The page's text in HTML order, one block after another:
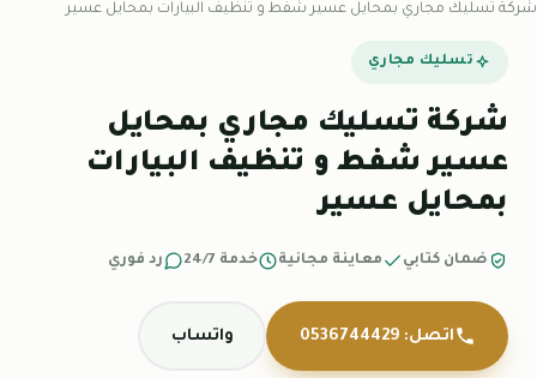
شركة تسليك مجاري بمحايل عسير شفط و تنظيف البيارات بمحايل عسير
تسليك مجاري
شركة تسليك مجاري بمحايل
عسير شفط و تنظيف البيارات
بمحايل عسير
ضمان كتابي معاينة مجانية خدمة 24/7 رد فوري
اتصل: 0536744429 واتساب